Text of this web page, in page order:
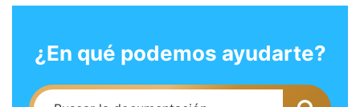
¿En qué podemos ayudarte?